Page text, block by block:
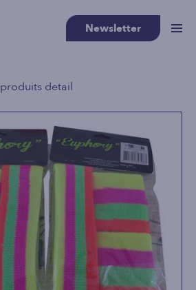
Newsletter
produits detail